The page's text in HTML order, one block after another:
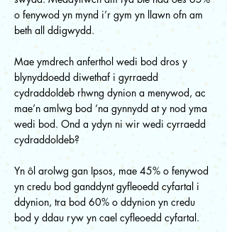
o fenywod yn mynd i’r gym yn llawn ofn am
beth all ddigwydd.
Mae ymdrech anferthol wedi bod dros y
blynyddoedd diwethaf i gyrraedd
cydraddoldeb rhwng dynion a menywod, ac
mae’n amlwg bod ‘na gynnydd at y nod yma
wedi bod. Ond a ydyn ni wir wedi cyrraedd
cydraddoldeb?
Yn ôl arolwg gan Ipsos, mae 45% o fenywod
yn credu bod ganddynt gyfleoedd cyfartal i
ddynion, tra bod 60% o ddynion yn credu
bod y ddau ryw yn cael cyfleoedd cyfartal.